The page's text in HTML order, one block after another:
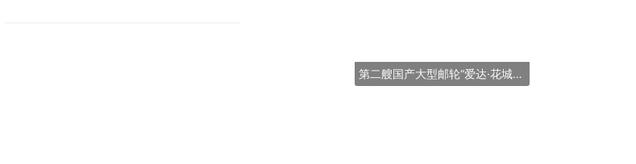
第二艘国产大型邮轮“爱达·花城号”将于2026年11月6日提前交付